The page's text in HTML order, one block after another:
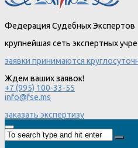
Федерация Судебных Экспертов
крупнейшая сеть экспертных
заявки принимаются
Ждем ваших заявок!
+7 (995) 100-33-55
info@fse.ms
заказать экспертизу